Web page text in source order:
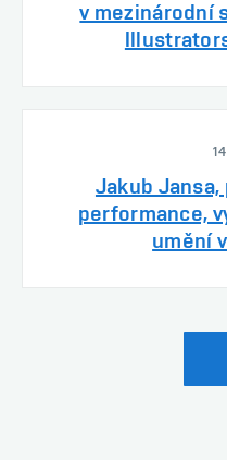
v mezinárodní
Jakub
performance,
umění